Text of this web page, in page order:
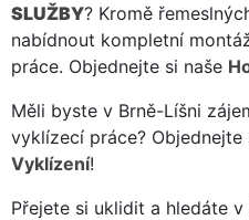
SLUŽBY? Kromě
nabídnout kompletní
práce. Objednejte si naše
Měli byste v Brně-Líšni
vyklízecí práce? Objednejte
Vyklízení!
Přejete si uklidit a hledáte